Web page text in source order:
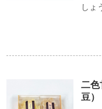
しょ
二色
豆）